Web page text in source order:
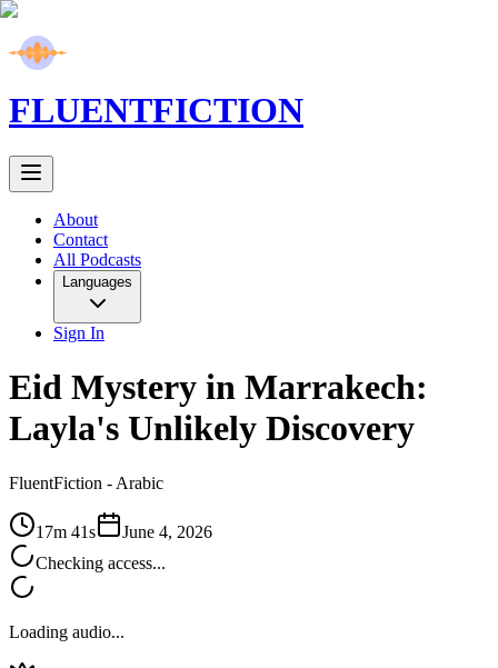
FLUENTFICTION
About
Contact
All Podcasts
Languages
Sign In
Eid Mystery in Marrakech:
Layla's Unlikely Discovery
FluentFiction - Arabic
17m 41s
June 4, 2026
Checking access...
Loading audio...